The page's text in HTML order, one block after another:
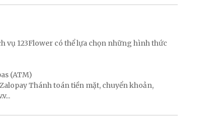
vụ 123Flower có thể lựa chọn những hình thức
(ATM)
Thánh toán tiền mặt, chuyển khoản,